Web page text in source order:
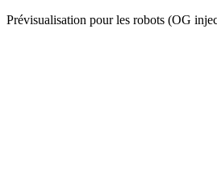
Prévisualisation pour les robots (OG